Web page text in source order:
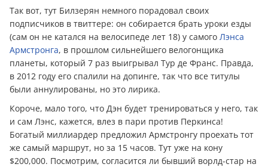
Так вот, тут Билзерян немного порадовал своих
подписчиков в твиттере: он собирается брать уроки езды
(сам он не катался на велосипеде лет 18) у самого Лэнса
Армстронга, в прошлом сильнейшего велогонщика
планеты, который 7 раз выигрывал Тур де Франс. Правда,
в 2012 году его спалили на допинге, так что все титулы
были аннулированы, но это лирика.
Короче, мало того, что Дэн будет тренироваться у него, так
и сам Лэнс, кажется, влез в пари против Перкинса!
Богатый миллиардер предложил Армстронгу проехать тот
же самый маршрут, но за 15 часов. Тут уже на кону
$200,000. Посмотрим, согласится ли бывший ворлд-стар на